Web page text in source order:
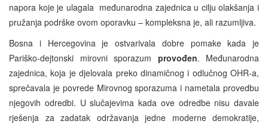
napora koje je ulagala međunarodna zajednica u cilju olakšanja i
pružanja podrške ovom oporavku – kompleksna je, ali razumljiva.
Bosna i Hercegovina je ostvarivala dobre pomake kada je
Pariško-dejtonski mirovni sporazum provođen. Međunarodna
zajednica, koja je djelovala preko dinamičnog i odlučnog OHR-a,
sprečavala je povrede Mirovnog sporazuma i nametala provedbu
njegovih odredbi. U slučajevima kada ove odredbe nisu davale
rješenja za zadatak održavanja jedne moderne demokratije,